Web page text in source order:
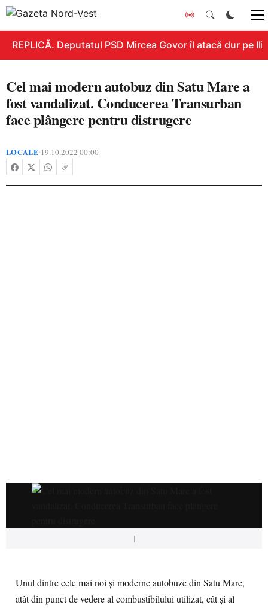
REPLICĂ. Deputatul PSD Mircea Govor îl atacă dur pe
Cel mai modern autobuz din Satu Mare a
fost vandalizat. Conducerea Transurban
face plângere pentru distrugere
LOCALE•19.10.2022 00:00
|
Unul dintre cele mai noi și moderne autobuze din Satu Mare,
atât din punct de vedere al combustibilului utilizat, cât și al